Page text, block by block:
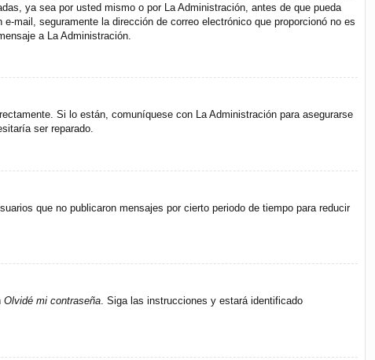
ya sea por usted mismo o por La Administración, antes de que pueda
mail, seguramente la dirección de correo electrónico que proporcionó no es
a La Administración.
Si lo están, comuníquese con La Administración para asegurarse
ser reparado.
que no publicaron mensajes por cierto periodo de tiempo para reducir
Olvidé mi contraseña. Siga las instrucciones y estará identificado